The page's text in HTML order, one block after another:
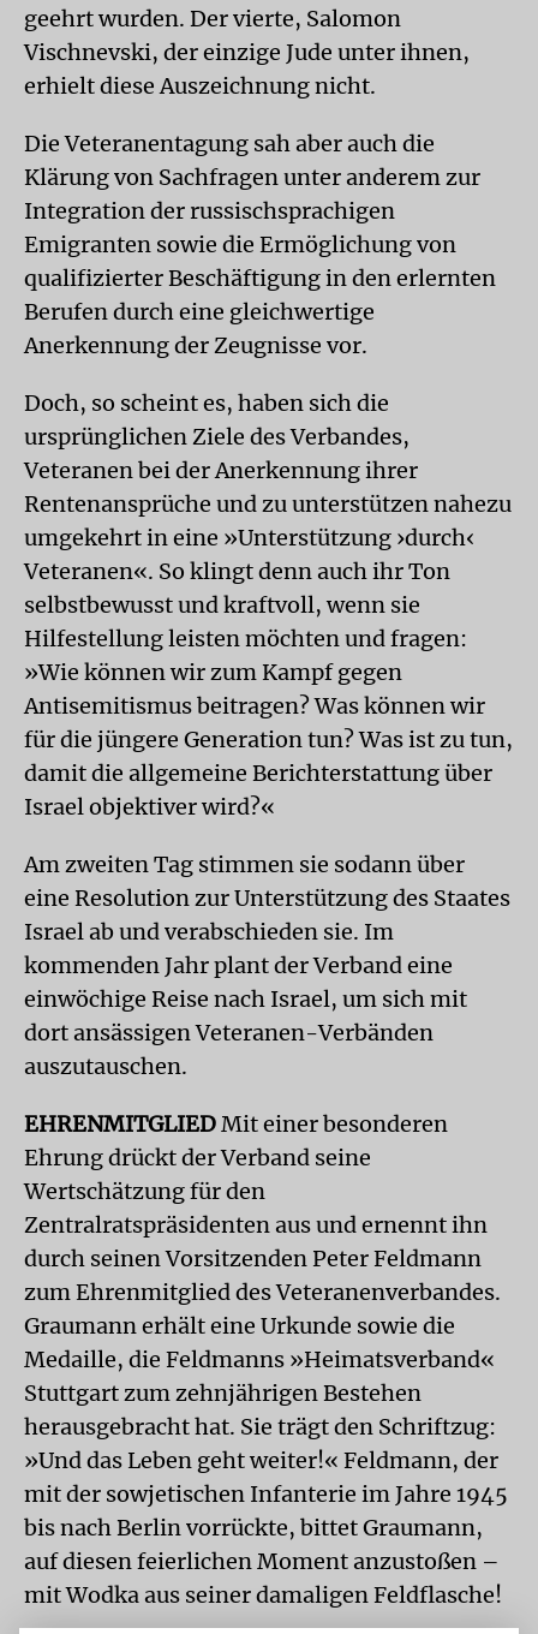
geehrt wurden. Der vierte, Salomon
Vischnevski, der einzige Jude unter ihnen,
erhielt diese Auszeichnung nicht.
Die Veteranentagung sah aber auch die
Klärung von Sachfragen unter anderem zur
Integration der russischsprachigen
Emigranten sowie die Ermöglichung von
qualifizierter Beschäftigung in den erlernten
Berufen durch eine gleichwertige
Anerkennung der Zeugnisse vor.
Doch, so scheint es, haben sich die
ursprünglichen Ziele des Verbandes,
Veteranen bei der Anerkennung ihrer
Rentenansprüche und zu unterstützen nahezu
umgekehrt in eine »Unterstützung ›durch‹
Veteranen«. So klingt denn auch ihr Ton
selbstbewusst und kraftvoll, wenn sie
Hilfestellung leisten möchten und fragen:
»Wie können wir zum Kampf gegen
Antisemitismus beitragen? Was können wir
für die jüngere Generation tun? Was ist zu tun,
damit die allgemeine Berichterstattung über
Israel objektiver wird?«
Am zweiten Tag stimmen sie sodann über
eine Resolution zur Unterstützung des Staates
Israel ab und verabschieden sie. Im
kommenden Jahr plant der Verband eine
einwöchige Reise nach Israel, um sich mit
dort ansässigen Veteranen-Verbänden
auszutauschen.
EHRENMITGLIEDMit einer besonderen
Ehrung drückt der Verband seine
Wertschätzung für den
Zentralratspräsidenten aus und ernennt ihn
durch seinen Vorsitzenden Peter Feldmann
zum Ehrenmitglied des Veteranenverbandes.
Graumann erhält eine Urkunde sowie die
Medaille, die Feldmanns »Heimatsverband«
Stuttgart zum zehnjährigen Bestehen
herausgebracht hat. Sie trägt den Schriftzug:
»Und das Leben geht weiter!« Feldmann, der
mit der sowjetischen Infanterie im Jahre 1945
bis nach Berlin vorrückte, bittet Graumann,
auf diesen feierlichen Moment anzustoßen –
mit Wodka aus seiner damaligen Feldflasche!